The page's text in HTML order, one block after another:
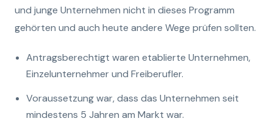
und junge Unternehmen nicht in dieses Programm
gehörten und auch heute andere Wege prüfen sollten.
Antragsberechtigt waren etablierte Unternehmen,
Einzelunternehmer und Freiberufler.
Voraussetzung war, dass das Unternehmen seit
mindestens 5 Jahren am Markt war.